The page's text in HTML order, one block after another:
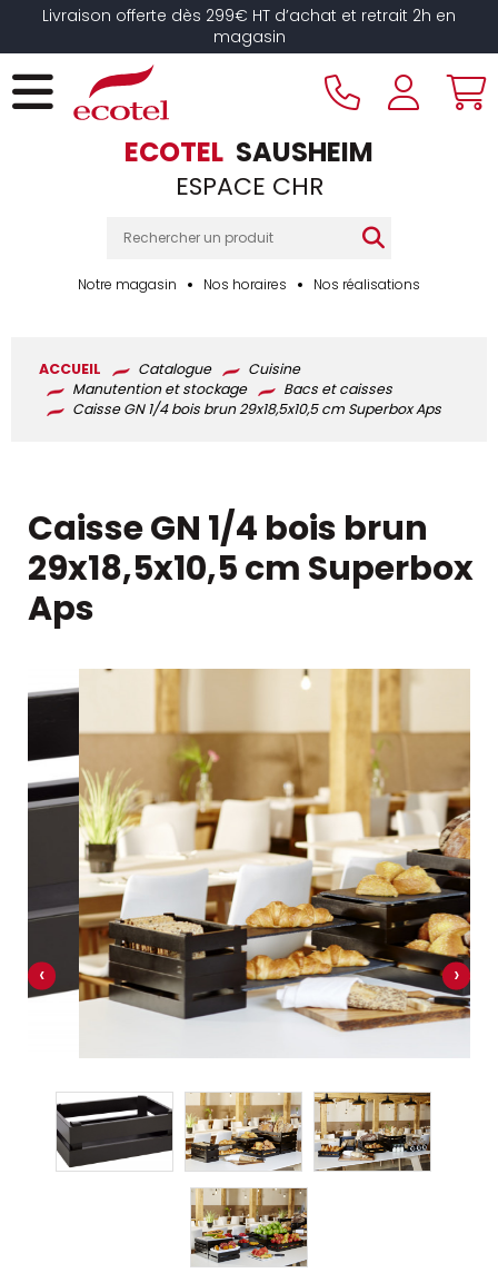
Livraison offerte dès 299€ HT d’achat et retrait 2h en
magasin
ECOTEL SAUSHEIM
ESPACE CHR
Notre magasin Nos horaires Nos réalisations
ACCUEIL Catalogue
Cuisine
Manutention et stockage
Bacs et caisses
Caisse GN 1/4 bois brun 29x18,5x10,5 cm Superbox Aps
Caisse GN 1/4 bois brun
29x18,5x10,5 cm Superbox
Aps
‹ ›
Panneau de gestion des cookies